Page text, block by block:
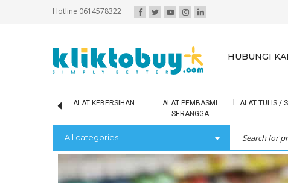
Hotline 0614578322
HUBUNGI
ALAT KEBERSIHAN
ALAT PEMBASMI
SERANGGA
ALAT TULIS /
All categories